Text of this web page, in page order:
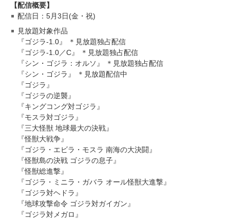
【配信概要】
配信日：5月3日(金・祝)
見放題対象作品
『ゴジラ-1.0』 ＊見放題独占配信
『ゴジラ-1.0／C』 ＊見放題独占配信
『シン・ゴジラ：オルソ』 ＊見放題独占配信
『シン・ゴジラ』 ＊見放題配信中
『ゴジラ』
『ゴジラの逆襲』
『キングコング対ゴジラ』
『モスラ対ゴジラ』
『三大怪獣 地球最大の決戦』
『怪獣大戦争』
『ゴジラ・エビラ・モスラ 南海の大決闘』
『怪獣島の決戦 ゴジラの息子』
『怪獣総進撃』
『ゴジラ・ミニラ・ガバラ オール怪獣大進撃』
『ゴジラ対ヘドラ』
『地球攻撃命令 ゴジラ対ガイガン』
『ゴジラ対メガロ』